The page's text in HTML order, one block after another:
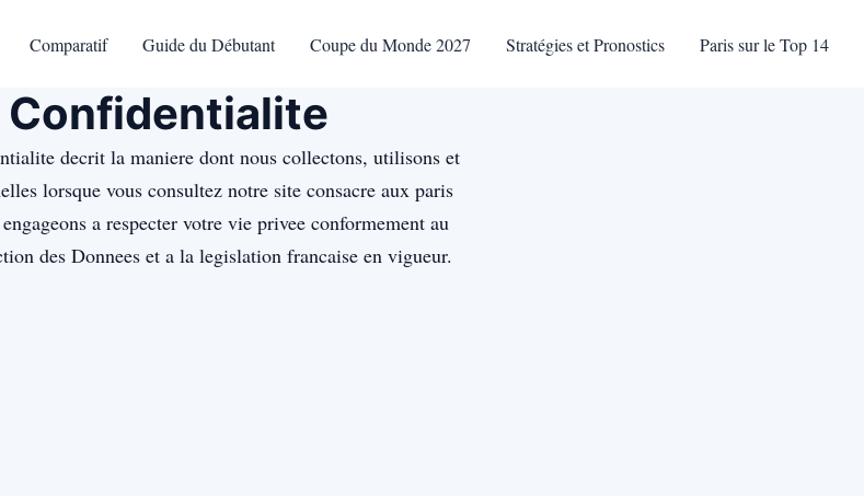
Comparatif Guide du Débutant Coupe du Monde 2027 Stratégies et Pronostics Paris sur le Top 14
Confidentialite
decrit la maniere dont nous collectons, utilisons et
lorsque vous consultez notre site consacre aux paris
a respecter votre vie privee conformement au
des Donnees et a la legislation francaise en vigueur.